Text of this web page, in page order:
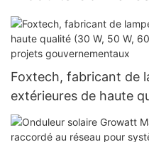
Foxtech, fabricant de
extérieures de haute
80 W et 100 W) pour
gouvernementaux